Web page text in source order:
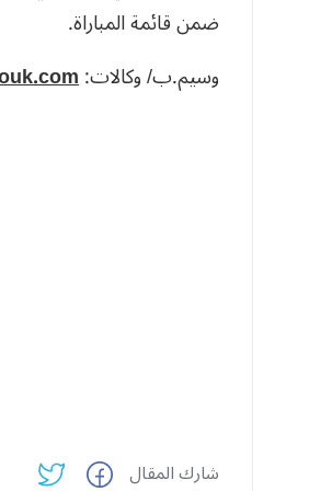
ضمن قائمة المباراة.
وسيم.ب/ وكالات:
شارك المقال